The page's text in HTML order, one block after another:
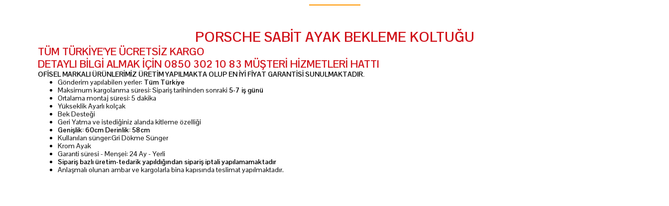
PORSCHE SABİT AYAK BEKLEME KOLTUĞU
TÜM TÜRKİYE'YE ÜCRETSİZ KARGO
DETAYLI BİLGİ ALMAK İÇİN 0850 302 10 83 MÜŞTERİ HİZMETLERİ HATTI
OFİSEL MARKALI ÜRÜNLERİMİZ ÜRETİM YAPILMAKTA OLUP EN İYİ FİYAT GARANTİSİ SUNULMAKTADIR.
Gönderim yapılabilen yerler: Tüm Türkiye
Maksimum kargolanma süresi: Sipariş tarihinden sonraki 5-7 iş günü
Ortalama montaj süresi: 5 dakika
Yükseklik Ayarlı kolçak
Bek Desteği
Geri Yatma ve istediğiniz alanda kitleme özelliği
Genişlik: 60cm Derinlik: 58cm
Kullanılan sünger:Gri Dökme Sünger
Krom Ayak
Garanti süresi - Menşei: 24 Ay - Yerli
Sipariş bazlı üretim-tedarik yapıldığından sipariş iptali yapılamamaktadır
Anlaşmalı olunan ambar ve kargolarla bina kapısında teslimat yapılmaktadır.